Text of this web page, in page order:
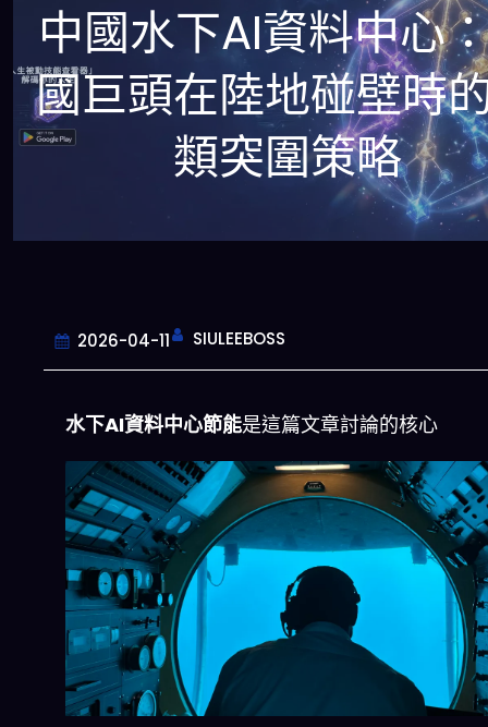
中國水下AI資料中心
國巨頭在陸地碰壁時
類突圍策略
2026-04-11 SIULEEBOSS
水下AI資料中心節能是這篇文章討論的核心